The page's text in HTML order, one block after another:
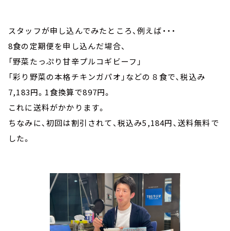
スタッフが申し込んでみたところ、例えば・・・
8食の定期便を申し込んだ場合、
「野菜たっぷり甘辛プルコギビーフ」
「彩り野菜の本格チキンガパオ」などの８食で、税込み
7,183円。1食換算で897円。
これに送料がかかります。
ちなみに、初回は割引されて、税込み5,184円、送料無料で
した。